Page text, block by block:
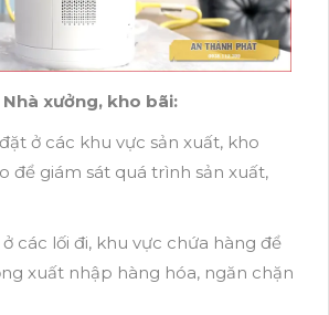
xưởng, kho bãi:
ở các khu vực sản xuất, kho
để giám sát quá trình sản xuất,
các lối đi, khu vực chứa hàng để
xuất nhập hàng hóa, ngăn chặn